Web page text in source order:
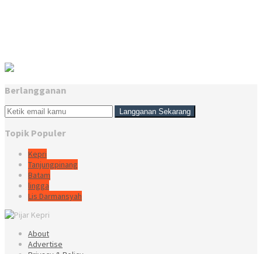
Berlangganan
Topik Populer
Kepri
Tanjungpinang
Batam
lingga
Lis Darmansyah
About
Advertise